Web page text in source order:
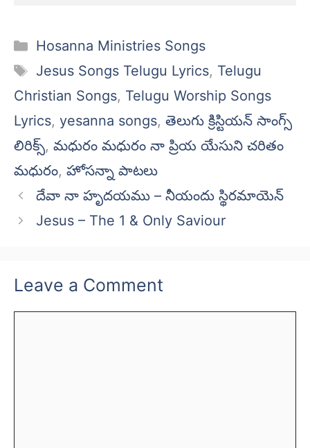
Categories
Hosanna Ministries Songs
Tags
Jesus Songs Telugu Lyrics, Telugu
Christian Songs, Telugu Worship Songs
Lyrics, yesanna songs, తెలుగు క్రిస్టియన్ సాంగ్స్
లిరిక్స్, మధురం మధురం నా ప్రియ యేసుని చరితం
మధురం, హోసన్నా పాటలు
దేవా నా హృదయము – నీయందు స్థిరమాయెన్
Jesus – The 1 & Only Saviour
Leave a Comment